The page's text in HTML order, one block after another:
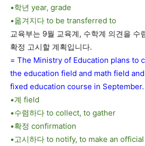
•학년 year, grade
•옮겨지다 to be transferred to
교육부는 9월 교육계, 수학계 의견을 수
확정 고시할 계획입니다.
= The Ministry of Education plans to
the education field and math field
fixed education course in September.
•계 field
•수렴하다 to collect, to gather
•확정 confirmation
•고시하다 to notify, to make an